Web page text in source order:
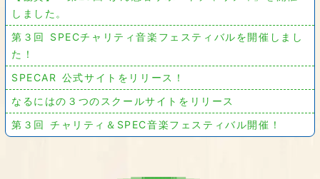
しました。
第３回 SPECチャリティ音楽フェスティバルを開催しまし
た！
SPECAR 公式サイトをリリース！
なるにはの３つのスクールサイトをリリース
第３回 チャリティ＆SPEC音楽フェスティバル開催！